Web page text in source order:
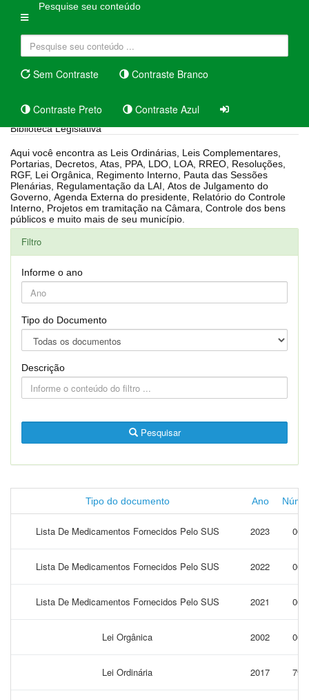
Pesquise seu conteúdo
Sem Contraste Contraste Branco
Contraste Preto Contraste Azul
Biblioteca Legislativa
Aqui você encontra as Leis Ordinárias, Leis Complementares,
Portarias, Decretos, Atas, PPA, LDO, LOA, RREO, Resoluções,
RGF, Lei Orgânica, Regimento Interno, Pauta das Sessões
Plenárias, Regulamentação da LAI, Atos de Julgamento do
Governo, Agenda Externa do presidente, Relatório do Controle
Interno, Projetos em tramitação na Câmara, Controle dos bens
públicos e muito mais de seu município.
Filtro
Informe o ano
Tipo do Documento
Descrição
Pesquisar
Tipo do documento Ano
Lista De Medicamentos Fornecidos Pelo SUS 2023 001
Lista De Medicamentos Fornecidos Pelo SUS 2022 001
Lista De Medicamentos Fornecidos Pelo SUS 2021 001
Lei Orgânica 2002 001
Lei Ordinária 2017 797